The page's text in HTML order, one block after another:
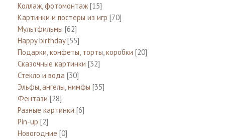
Коллаж, фотомонтаж [15]
Картинки и постеры из игр [70]
Мультфильмы [62]
Happy birthday [55]
Подарки, конфеты, торты, коробки [20]
Сказочные картинки [32]
Стекло и вода [30]
Эльфы, ангелы, нимфы [35]
Фентази [28]
Разные картинки [6]
Pin-up [2]
Новогодние [0]